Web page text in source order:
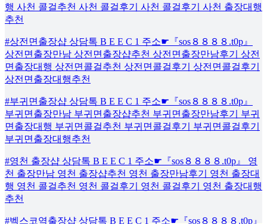
행 사천 콜걸추천 사천 콜걸후기 사천 콜걸후기 사천 출장대행
추천
#상전면출장샵 상담톡 B E E C 1 주소☛『sos８８８８.t0p』
상전면출장만남 상전면출장샵추천 상전면출장만남후기 상전
면출장대행 상전면콜걸추천 상전면콜걸후기 상전면콜걸후기
상전면출장대행추천
#부귀면출장샵 상담톡 B E E C 1 주소☛『sos８８８８.t0p』
부귀면출장만남 부귀면출장샵추천 부귀면출장만남후기 부귀
면출장대행 부귀면콜걸추천 부귀면콜걸후기 부귀면콜걸후기
부귀면출장대행추천
#영천 출장샵 상담톡 B E E C 1 주소☛『sos８８８８.t0p』 영
천 출장만남 영천 출장샵추천 영천 출장만남후기 영천 출장대
행 영천 콜걸추천 영천 콜걸후기 영천 콜걸후기 영천 출장대행
추천
#벡스코역출장샵 상담톡 B E E C 1 주소☛『sos８８８８.t0p』